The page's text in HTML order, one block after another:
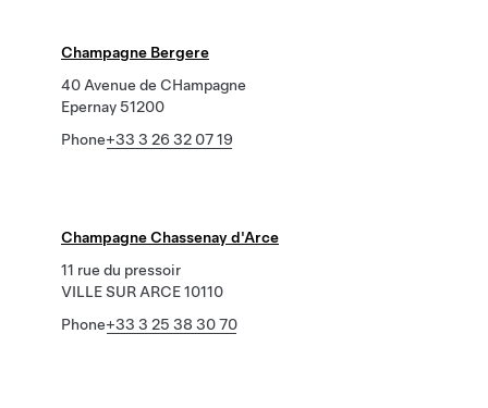
Champagne Bergere
40 Avenue de CHampagne
Epernay 51200
Phone+33 3 26 32 07 19
Champagne Chassenay d'Arce
11 rue du pressoir
VILLE SUR ARCE 10110
Phone+33 3 25 38 30 70